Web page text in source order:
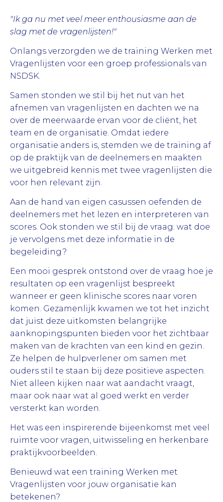
"Ik ga nu met veel meer enthousiasme aan de
slag met de vragenlijsten!"
Onlangs verzorgden we de training Werken met
Vragenlijsten voor een groep professionals van
NSDSK.
Samen stonden we stil bij het nut van het
afnemen van vragenlijsten en dachten we na
over de meerwaarde ervan voor de cliënt, het
team en de organisatie. Omdat iedere
organisatie anders is, stemden we de training af
op de praktijk van de deelnemers en maakten
we uitgebreid kennis met twee vragenlijsten die
voor hen relevant zijn.
Aan de hand van eigen casussen oefenden de
deelnemers met het lezen en interpreteren van
scores. Ook stonden we stil bij de vraag: wat doe
je vervolgens met deze informatie in de
begeleiding?
Een mooi gesprek ontstond over de vraag hoe je
resultaten op een vragenlijst bespreekt
wanneer er geen klinische scores naar voren
komen. Gezamenlijk kwamen we tot het inzicht
dat juist deze uitkomsten belangrijke
aanknopingspunten bieden voor het zichtbaar
maken van de krachten van een kind en gezin.
Ze helpen de hulpverlener om samen met
ouders stil te staan bij deze positieve aspecten.
Niet alleen kijken naar wat aandacht vraagt,
maar ook naar wat al goed werkt en verder
versterkt kan worden.
Het was een inspirerende bijeenkomst met veel
ruimte voor vragen, uitwisseling en herkenbare
praktijkvoorbeelden.
Benieuwd wat een training Werken met
Vragenlijsten voor jouw organisatie kan
betekenen?